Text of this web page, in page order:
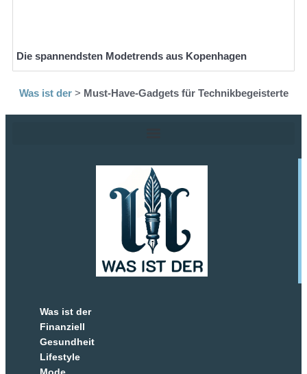
Die spannendsten Modetrends aus Kopenhagen
Was ist der> Must-Have-Gadgets für Technikbegeisterte
Was ist der
Finanziell
Gesundheit
Lifestyle